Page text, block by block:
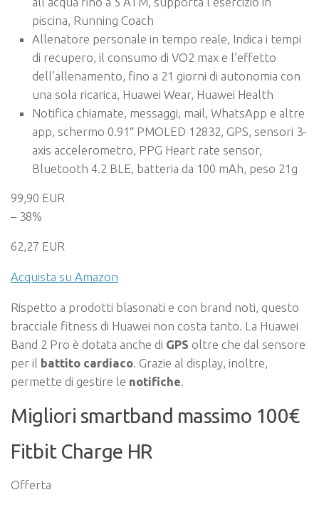
piscina, Running Coach
Allenatore personale in tempo reale, Indica i tempi
di recupero, il consumo di VO2 max e l’effetto
dell’allenamento, fino a 21 giorni di autonomia con
una sola ricarica, Huawei Wear, Huawei Health
Notifica chiamate, messaggi, mail, WhatsApp e altre
app, schermo 0.91″ PMOLED 12832, GPS, sensori 3-
axis accelerometro, PPG Heart rate sensor,
Bluetooth 4.2 BLE, batteria da 100 mAh, peso 21g
99,90 EUR
– 38%
62,27 EUR
Acquista su Amazon
Rispetto a prodotti blasonati e con brand noti, questo
bracciale fitness di Huawei non costa tanto. La Huawei
Band 2 Pro è dotata anche di GPS oltre che dal sensore
per il battito cardiaco . Grazie al display, inoltre,
permette di gestire le notifiche
Migliori smartband massimo 100€
Fitbit Charge HR
Offerta